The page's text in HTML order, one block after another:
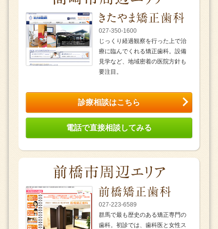
027-350-1600
じっくり経過観察を行った上で治
療に臨んでくれる矯正歯科。設備
見学など、地域密着の医院方針も
要注目。
診療相談はこちら
電話で直接相談してみる
027-223-6589
群馬で最も歴史のある矯正専門の
歯科。初診では、歯科医と女性ス